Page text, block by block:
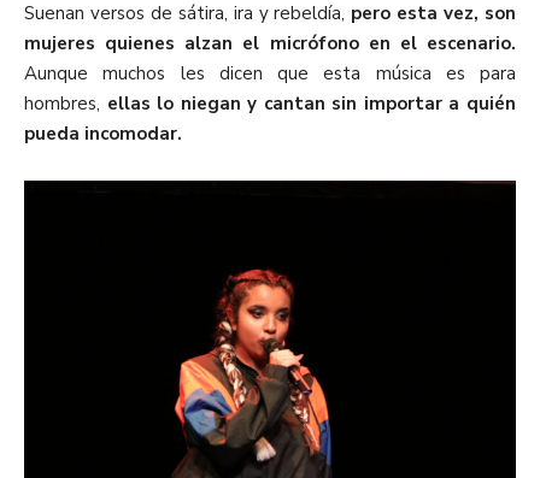
Suenan versos de sátira, ira y rebeldía, pero esta vez, son
mujeres quienes alzan el micrófono en el escenario.
Aunque muchos les dicen que esta música es para
hombres, ellas lo niegan y cantan sin importar a quién
pueda incomodar.